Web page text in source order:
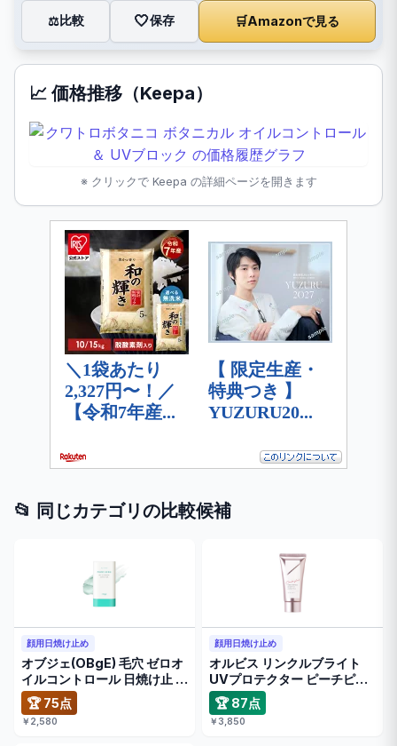
⚖️比較 🤍保存 🛒Amazonで見る
📈 価格推移（Keepa）
※ クリックで Keepa の詳細ページを開きます
📂 同じカテゴリの比較候補
顔用日焼け止め
オブジェ(OBgE) 毛穴 ゼロオ
イルコントロール 日焼け止 …
🏆 75点
￥2,580
顔用日焼け止め
オルビス リンクルブライト
UVプロテクター ピーチピン
ク …
🏆 87点
￥3,850